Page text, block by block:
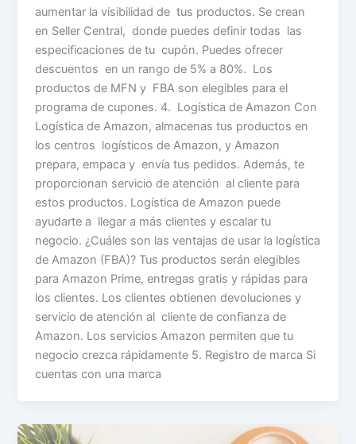
aumentar la visibilidad de tus productos. Se crean
en Seller Central, donde puedes definir todas las
especificaciones de tu cupón. Puedes ofrecer
descuentos en un rango de 5% a 80%. Los
productos de MFN y FBA son elegibles para el
programa de cupones. 4. Logística de Amazon Con
Logística de Amazon, almacenas tus productos en
los centros logísticos de Amazon, y Amazon
prepara, empaca y envía tus pedidos. Además, te
proporcionan servicio de atención al cliente para
estos productos. Logística de Amazon puede
ayudarte a llegar a más clientes y escalar tu
negocio. ¿Cuáles son las ventajas de usar la logística
de Amazon (FBA)? Tus productos serán elegibles
para Amazon Prime, entregas gratis y rápidas para
los clientes. Los clientes obtienen devoluciones y
servicio de atención al cliente de confianza de
Amazon. Los servicios Amazon permiten que tu
negocio crezca rápidamente 5. Registro de marca Si
cuentas con una marca